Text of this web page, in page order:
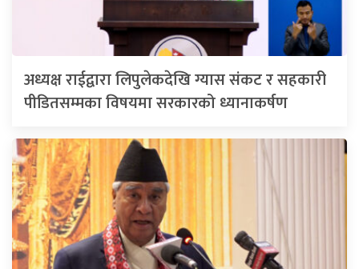
अध्यक्ष राईद्वारा लिपुलेकदेखि ग्यास संकट र सहकारी
पीडितसम्मका विषयमा सरकारको ध्यानाकर्षण